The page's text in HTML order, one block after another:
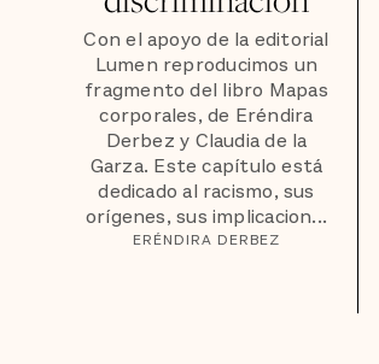
Con el apoyo de la editorial
Lumen reproducimos un
fragmento del libro Mapas
corporales, de Eréndira
Derbez y Claudia de la
Garza. Este capítulo está
dedicado al racismo, sus
orígenes, sus implicacion...
ERÉNDIRA DERBEZ